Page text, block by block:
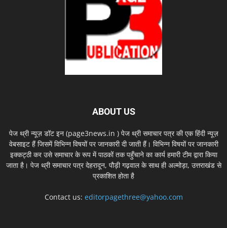
ABOUT US
पेज थ्री न्यूज़ डॉट इन (page3news.in ) पेज थ्री समाचार पत्र की एक हिंदी न्यूज़
वेबसाइट हैं जिसमें विभिन्न विषयों पर जानकारी दी जाती हैं। विभिन्न विषयों पर जानकारी
इक्कट्ठी कर उसे समाचार के रूप में पाठकों तक पहुँचाने का कार्य हमारी टीम द्वारा किया
जाता है। पेज थ्री समाचार पत्र देहरादून, पौड़ी गढ़वाल के साथ ही अल्मोड़ा, उत्तराखंड से
प्रकाशित होता है
Contact us: editorpagethree@yahoo.com